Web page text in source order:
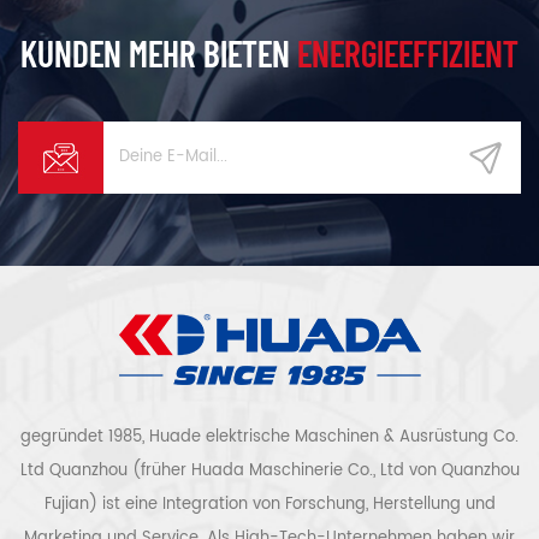
KUNDEN MEHR BIETENENERGIEEFFIZIENT
gegründet 1985, Huade elektrische Maschinen & Ausrüstung Co.
Ltd Quanzhou (früher Huada Maschinerie Co., Ltd von Quanzhou
Fujian) ist eine Integration von Forschung, Herstellung und